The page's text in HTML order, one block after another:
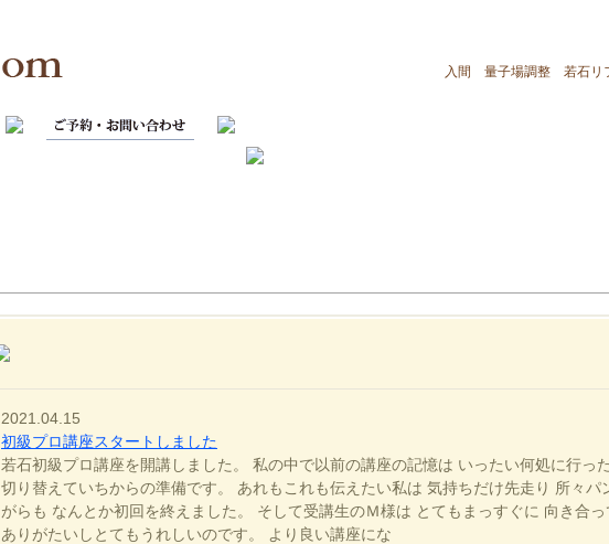
入間 量子場調整 若石リ
2021.04.15
初級プロ講座スタートしました
若石初級プロ講座を開講しました。 私の中で以前の講座の記憶は いったい何処に行っ
切り替えていちからの準備です。 あれもこれも伝えたい私は 気持ちだけ先走り 所々パ
がらも なんとか初回を終えました。 そして受講生のＭ様は とてもまっすぐに 向き合
ありがたいしとてもうれしいのです。 より良い講座にな